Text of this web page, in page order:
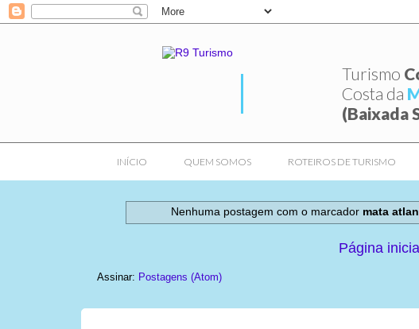
Turismo
Costa da
(Baixada
INÍCIO QUEM SOMOS ROTEIROS DE TURISMO
Nenhuma postagem com o marcador mata
Página
Assinar: Postagens (Atom)